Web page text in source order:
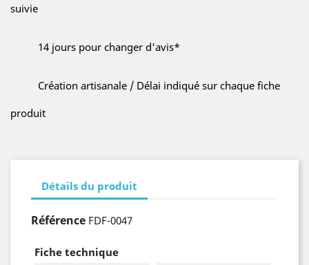
suivie
14 jours pour changer d'avis*
Création artisanale / Délai indiqué sur chaque fiche
produit
Détails du produit
Référence FDF-0047
Fiche technique